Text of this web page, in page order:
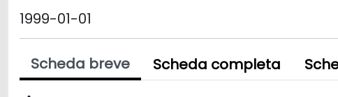
1999-01-01
Scheda breve Scheda completa